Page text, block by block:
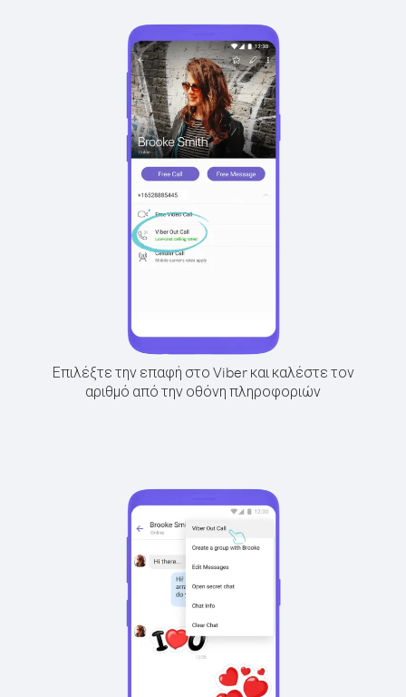
Επιλέξτε την επαφή στο Viber και καλέστε τον
αριθμό από την οθόνη πληροφοριών